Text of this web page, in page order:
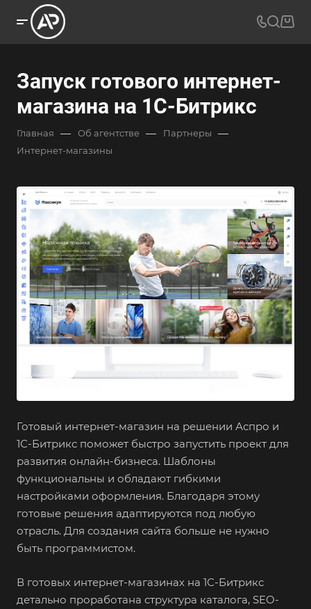
Запуск готового интернет-
магазина на 1С-Битрикс
Главная — Об агентстве — Партнеры —
Интернет-магазины
Готовый интернет-магазин на решении Аспро и
1С-Битрикс поможет быстро запустить проект для
развития онлайн-бизнеса. Шаблоны
функциональны и обладают гибкими
настройками оформления. Благодаря этому
готовые решения адаптируются под любую
отрасль. Для создания сайта больше не нужно
быть программистом.
В готовых интернет-магазинах на 1С-Битрикс
детально проработана структура каталога, SEO-